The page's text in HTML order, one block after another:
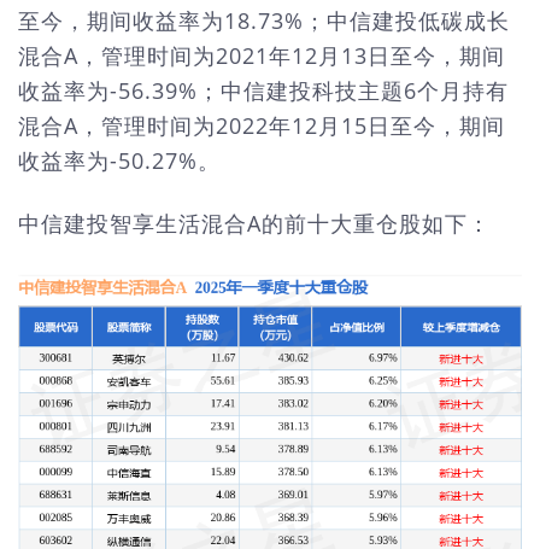
至今，期间收益率为18.73%；中信建投低碳成长
混合A，管理时间为2021年12月13日至今，期间
收益率为-56.39%；中信建投科技主题6个月持有
混合A，管理时间为2022年12月15日至今，期间
收益率为-50.27%。
中信建投智享生活混合A的前十大重仓股如下：